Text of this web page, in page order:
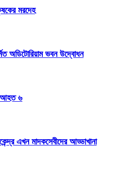
মরদেহ
অডিটোরিয়াম ভবন উদ্বোধন
আহত ৬
এখন মাদকসেবীদের আড্ডাখানা